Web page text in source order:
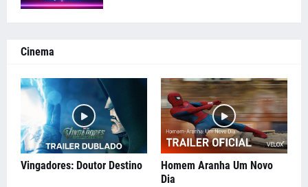
Cinema
Vingadores: Doutor Destino
Homem Aranha Um Novo
Dia